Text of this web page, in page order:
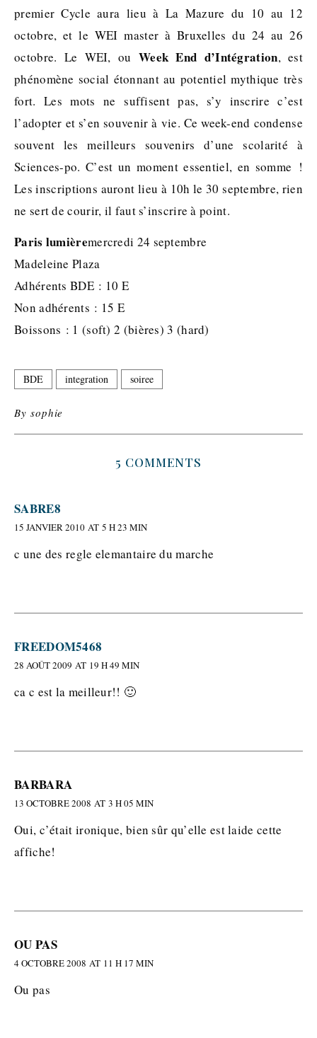
premier Cycle aura lieu à La Mazure du 10 au 12
octobre, et le WEI master à Bruxelles du 24 au 26
octobre. Le WEI, ou Week End d’Intégration, est
phénomène social étonnant au potentiel mythique très
fort. Les mots ne suffisent pas, s’y inscrire c’est
l’adopter et s’en souvenir à vie. Ce week-end condense
souvent les meilleurs souvenirs d’une scolarité à
Sciences-po. C’est un moment essentiel, en somme !
Les inscriptions auront lieu à 10h le 30 septembre, rien
ne sert de courir, il faut s’inscrire à point.
Paris lumièremercredi 24 septembre
Madeleine Plaza
Adhérents BDE : 10 E
Non adhérents : 15 E
Boissons : 1 (soft) 2 (bières) 3 (hard)
BDE integration soiree
Bysophie
5 COMMENTS
SABRE8
15 JANVIER 2010 AT 5 H 23 MIN
c une des regle elemantaire du marche
FREEDOM5468
28 AOÛT 2009 AT 19 H 49 MIN
ca c est la meilleur!! 🙂
BARBARA
13 OCTOBRE 2008 AT 3 H 05 MIN
Oui, c’était ironique, bien sûr qu’elle est laide cette
affiche!
OU PAS
4 OCTOBRE 2008 AT 11 H 17 MIN
Ou pas